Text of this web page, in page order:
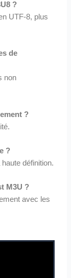
?
UTF-8, plus
de
non
?
?
définition.
M3U ?
avec les